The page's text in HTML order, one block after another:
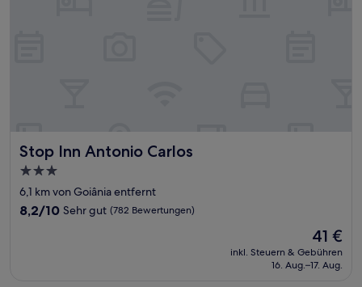
Stop Inn Antonio Carlos
Stop Inn Antonio Carlos
3.0-
Sterne-
Unterkunft
6,1 km von Goiânia entfernt
8.2
8,2/10 Sehr gut (782 Bewertungen)
Der
Preis
beträgt
41 €
inkl. Steuern & Gebühren
16. Aug.–17. Aug.